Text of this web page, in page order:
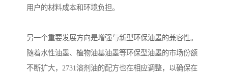
用户的材料成本和环境负担。
另一个重要发展方向是增强与新型环保油墨的兼容性。
随着水性油墨、植物油基油墨等环保型油墨的市场份额
不断扩大，2731溶剂油的配方也在相应调整，以确保在